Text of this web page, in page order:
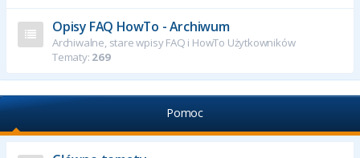
Opisy FAQ HowTo - Archiwum
Archiwalne, stare wpisy FAQ i HowTo Użytkowników
Tematy: 269
Pomoc